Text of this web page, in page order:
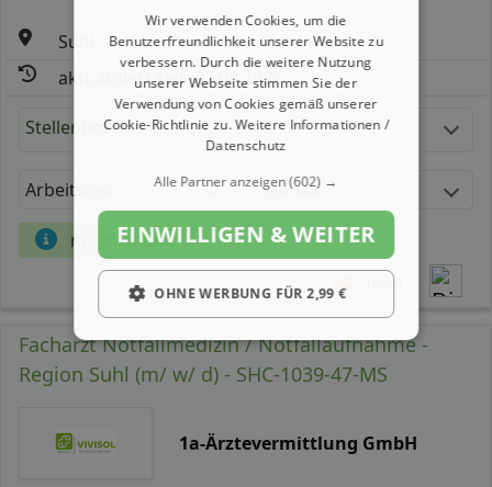
Suhl
aktualisiert seit: 07.08.2026
Stellenbeschreibung:
Arbeitszeit Gehalt
mehr Details
Teilen
Facharzt Notfallmedizin / Notfallaufnahme -
Region Suhl (m/ w/ d) - SHC-1039-47-MS
1a-Ärztevermittlung GmbH
Wir verwenden Cookies, um die
Benutzerfreundlichkeit unserer Website zu
verbessern. Durch die weitere Nutzung
unserer Webseite stimmen Sie der
Verwendung von Cookies gemäß unserer
Cookie-Richtlinie zu.Weitere Informationen /
Datenschutz
Alle Partner anzeigen(602) →
EINWILLIGEN & WEITER
OHNE WERBUNG FÜR 2,99 €